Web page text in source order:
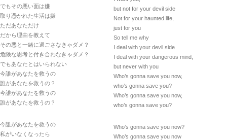
でもその悪い面は嫌
取り憑かれた生活は嫌
ただあなただけ
だから理由を教えて
その悪と一緒に過ごさなきゃダメ？
危険な思考と付き合わなきゃダメ？
でもあなたとはいられない
今誰があなたを救うの
誰があなたを救うの？
今誰があなたを救うの
誰があなたを救うの？
今誰があなたを救うの
私がいなくなったら
but not for your devil side
Not for your haunted life,
just for you
So tell me why
I deal with your devil side
I deal with your dangerous mind,
but never with you
Who’s gonna save you now,
who’s gonna save you?
Who’s gonna save you now,
who’s gonna save you?
Who’s gonna save you now?
Who’s gonna save you now